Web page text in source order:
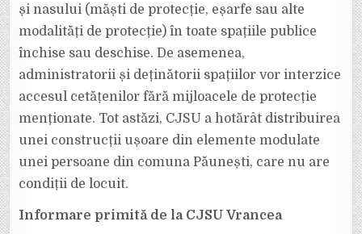
MIJLOACE
DE
PROTECȚIE
A
(MĂȘTI
PROTECȚIE,
EȘARFE,
FULARE
ETC.)
TOATE
PUBLICE
și nasului (măști de protecție, eșarfe sau alte
modalități de protecție) în toate spațiile publice
închise sau deschise. De asemenea,
administratorii și deținătorii spațiilor vor interzice
accesul cetățenilor fără mijloacele de protecție
menționate. Tot astăzi, CJSU a hotărât distribuirea
unei construcții ușoare din elemente modulate
unei persoane din comuna Păunești, care nu are
condiții de locuit.
Informare primită de la CJSU Vrancea